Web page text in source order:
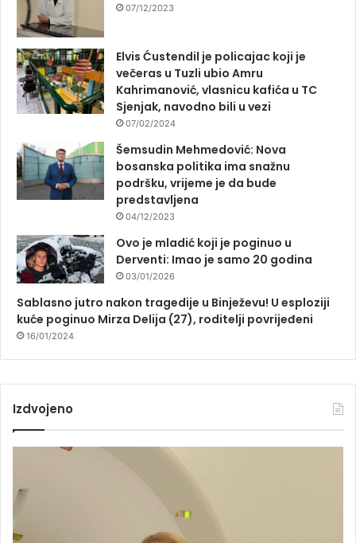
07/12/2023
Elvis Ćustendil je policajac koji je
večeras u Tuzli ubio Amru
Kahrimanović, vlasnicu kafića u TC
Sjenjak, navodno bili u vezi
07/02/2024
Šemsudin Mehmedović: Nova
bosanska politika ima snažnu
podršku, vrijeme je da bude
predstavljena
04/12/2023
Ovo je mladić koji je poginuo u
Derventi: Imao je samo 20 godina
03/01/2026
Sablasno jutro nakon tragedije u Binježevu! U esploziji
kuće poginuo Mirza Delija (27), roditelji povrijeđeni
16/01/2024
Izdvojeno